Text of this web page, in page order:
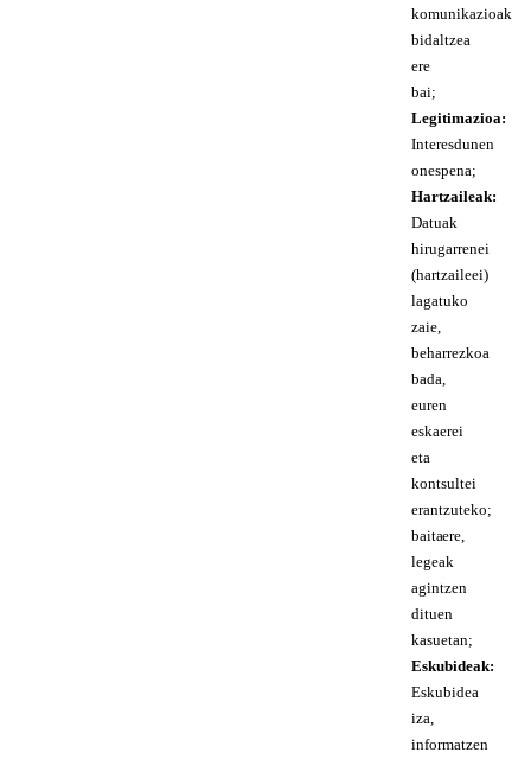
komunikazioak
bidaltzea
ere
bai;
Legitimazioa:
Interesdunen
onespena;
Hartzaileak:
Datuak
hirugarrenei
(hartzaileei)
lagatuko
zaie,
beharrezkoa
bada,
euren
eskaerei
eta
kontsultei
erantzuteko;
baita ere,
legeak
agintzen
dituen
kasuetan;
Eskubideak:
Eskubidea
iza,
informatzen